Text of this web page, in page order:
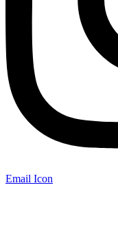
Email Icon